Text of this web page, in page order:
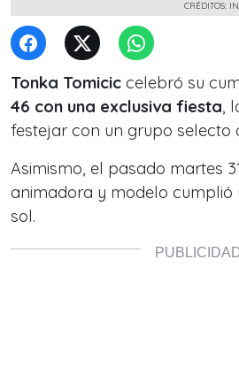
CRÉDITOS:
Tonka Tomicic celebró su
46 con una exclusiva fiesta,
festejar con un grupo selecto
Asimismo, el pasado martes
animadora y modelo cumplió
sol.